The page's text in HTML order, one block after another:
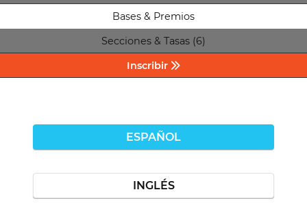
Bases & Premios
Secciones & Tasas (6)
Inscribir
ESPAÑOL
INGLÉS